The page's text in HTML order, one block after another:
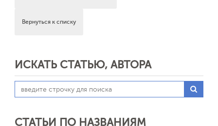
Вернуться к списку
ИСКАТЬ СТАТЬЮ, АВТОРА
СТАТЬИ ПО НАЗВАНИЯМ